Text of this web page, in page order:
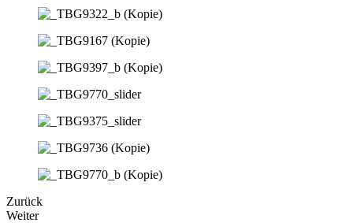
Zurück
Weiter